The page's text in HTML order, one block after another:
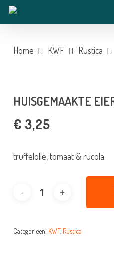
Skip
Home KWF Rustica
HUISGEMAAKTE
€ 3,25
truffelolie, tomaat & rucola.
Categorieën: KWF, Rustica